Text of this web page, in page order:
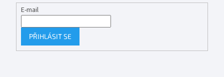
E-mail
PŘIHLÁSIT SE